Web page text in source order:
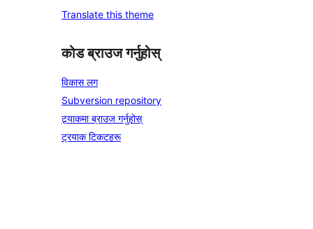
Translate this theme
कोड ब्राउज गर्नुहोस्
विकास लग
Subversion repository
ट्र्याकमा ब्राउज गर्नुहोस्
ट्रयाक टिकटहरू